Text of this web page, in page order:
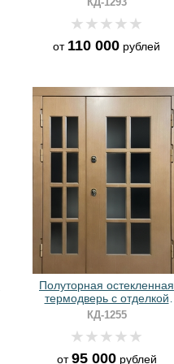
напылением
от 110 000 рублей
Полуторная остекленная
термодверь с отделкой
панелями МДФ
КД-1255
от95 000рублей